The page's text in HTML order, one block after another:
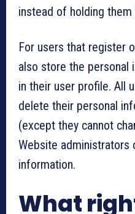
instead of holding
For users that register
also store the personal
in their user profile. All
delete their personal
(except they cannot
Website administrators
information.
What